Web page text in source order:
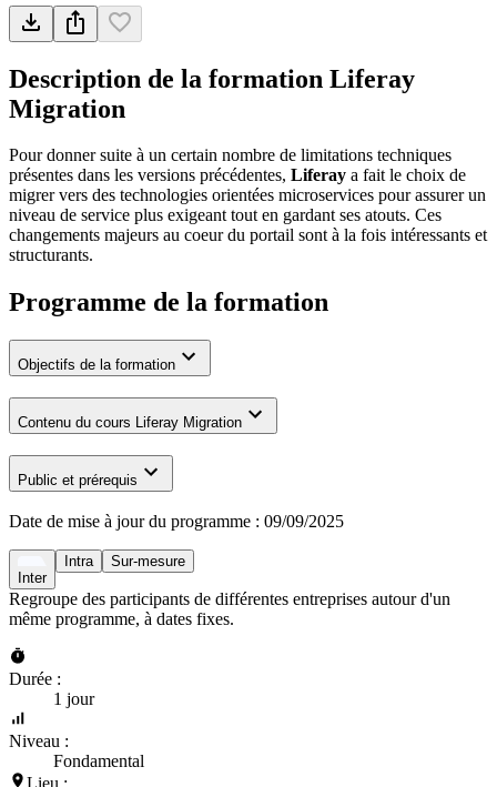
Description de la formation Liferay
Migration
Pour donner suite à un certain nombre de limitations techniques
présentes dans les versions précédentes, Liferay a fait le choix de
migrer vers des technologies orientées microservices pour assurer un
niveau de service plus exigeant tout en gardant ses atouts. Ces
changements majeurs au coeur du portail sont à la fois intéressants et
structurants.
Programme de la formation
Objectifs de la formation
Contenu du cours Liferay Migration
Public et prérequis
Date de mise à jour du programme : 09/09/2025
Inter
Intra Sur-mesure
Regroupe des participants de différentes entreprises autour d'un
même programme, à dates fixes.
Durée :
1 jour
Niveau :
Fondamental